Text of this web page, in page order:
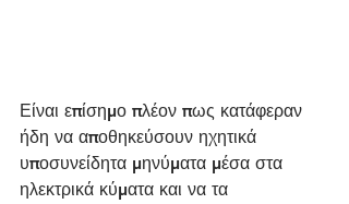
Είναι επίσημο πλέον πως κατάφεραν
ήδη να αποθηκεύσουν ηχητικά
υποσυνείδητα μηνύματα μέσα στα
ηλεκτρικά κύματα και να τα